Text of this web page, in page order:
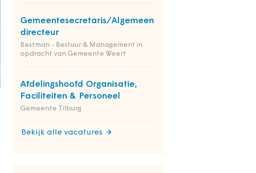
Gemeentesecretaris/Algemeen
directeur
Bestman - Bestuur & Management in
opdracht van Gemeente Weert
Afdelingshoofd Organisatie,
Faciliteiten & Personeel
Gemeente Tilburg
Bekijk alle vacatures